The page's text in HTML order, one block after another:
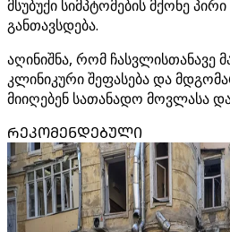
მსუბუქი სიმპტომების მქონე
განთავსდება.
აღინიშნა, რომ ჩასვლისთანავე
კლინიკური შეფასება და
მიიღებენ სათანადო მოვლასა
ᲠᲔᲙᲝᲛᲔᲜᲓᲔᲑᲣᲚᲘ